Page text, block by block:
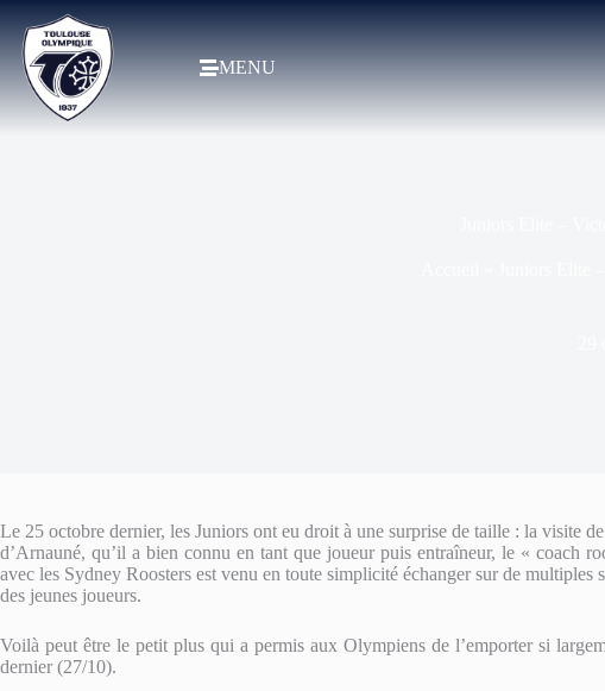
MENU
Le 25 octobre dernier, les Juniors ont eu droit à une surprise de taille : la visite
d’Arnauné, qu’il a bien connu en tant que joueur puis entraîneur, le « coach
avec les Sydney Roosters est venu en toute simplicité échanger sur de multiples
des jeunes joueurs.
Voilà peut être le petit plus qui a permis aux Olympiens de l’emporter si
dernier (27/10).